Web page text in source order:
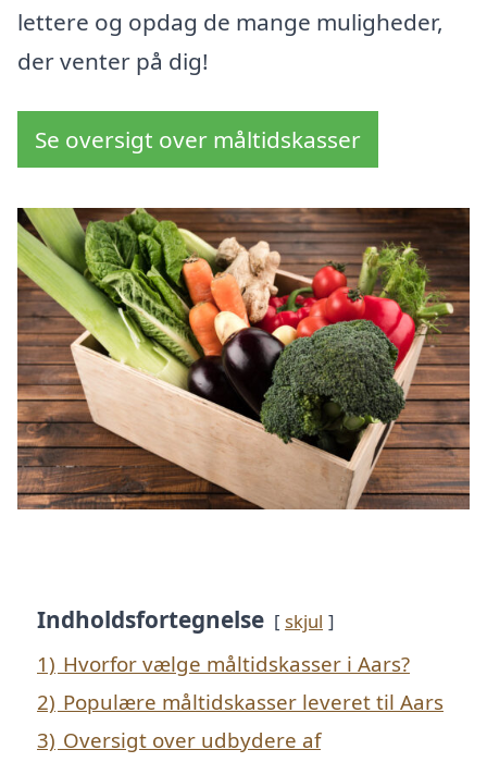
lettere og opdag de mange muligheder,
der venter på dig!
Se oversigt over måltidskasser
Indholdsfortegnelse skjul
1) Hvorfor vælge måltidskasser i Aars?
2) Populære måltidskasser leveret til Aars
3) Oversigt over udbydere af